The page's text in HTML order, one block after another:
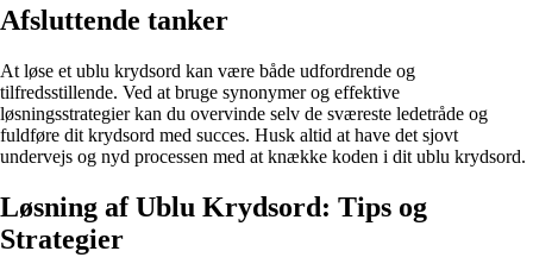
Afsluttende tanker
At løse et ublu krydsord kan være både udfordrende og
tilfredsstillende. Ved at bruge synonymer og effektive
løsningsstrategier kan du overvinde selv de sværeste ledetråde og
fuldføre dit krydsord med succes. Husk altid at have det sjovt
undervejs og nyd processen med at knække koden i dit ublu krydsord.
Løsning af Ublu Krydsord: Tips og
Strategier